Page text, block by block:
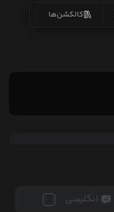
کالکشن‌ها
انگلیسی